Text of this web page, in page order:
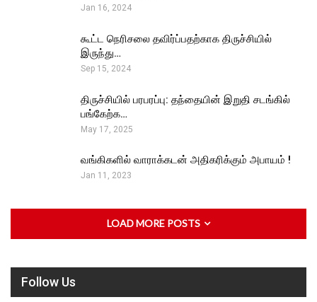
Jan 16, 2024
கூட்ட நெரிசலை தவிர்ப்பதற்காக திருச்சியில்
இருந்து…
Sep 15, 2024
திருச்சியில் பரபரப்பு: தந்தையின் இறுதி சடங்கில்
பங்கேற்க…
May 17, 2025
வங்கிகளில் வாராக்கடன் அதிகரிக்கும் அபாயம் !
Jan 11, 2023
LOAD MORE POSTS
Follow Us